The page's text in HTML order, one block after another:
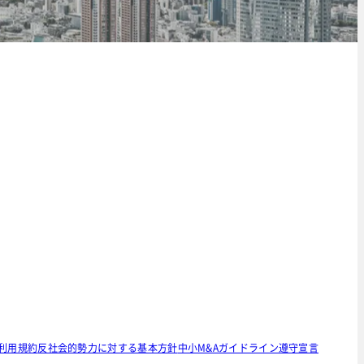
用規約反社会的勢力に対する基本方針中小M&Aガイドライン遵守宣言